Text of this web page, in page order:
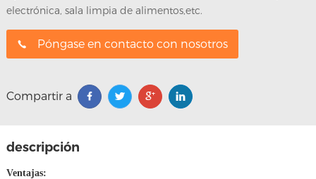
electrónica, sala limpia de alimentos,etc.
Póngase en contacto con nosotros
Compartir a
descripción
Ventajas: